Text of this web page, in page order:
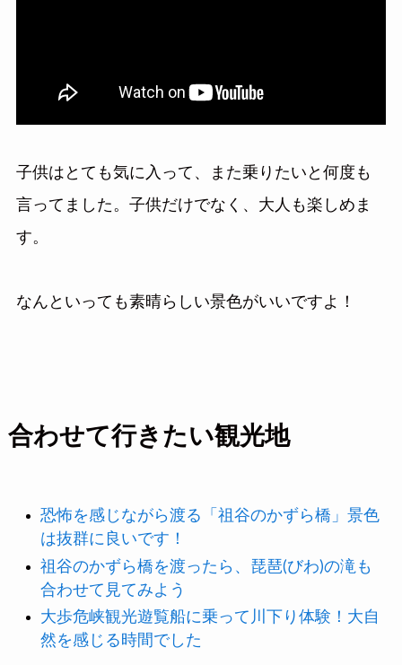
子供はとても気に入って、また乗りたいと何度も
言ってました。子供だけでなく、大人も楽しめま
す。
なんといっても素晴らしい景色がいいですよ！
合わせて行きたい観光地
恐怖を感じながら渡る「祖谷のかずら橋」景色
は抜群に良いです！
祖谷のかずら橋を渡ったら、琵琶(びわ)の滝も
合わせて見てみよう
大歩危峡観光遊覧船に乗って川下り体験！大自
然を感じる時間でした